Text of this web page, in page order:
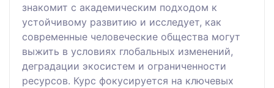
знакомит с академическим подходом к
устойчивому развитию и исследует, как
современные человеческие общества могут
выжить в условиях глобальных изменений,
деградации экосистем и ограниченности
ресурсов. Курс фокусируется на ключевых